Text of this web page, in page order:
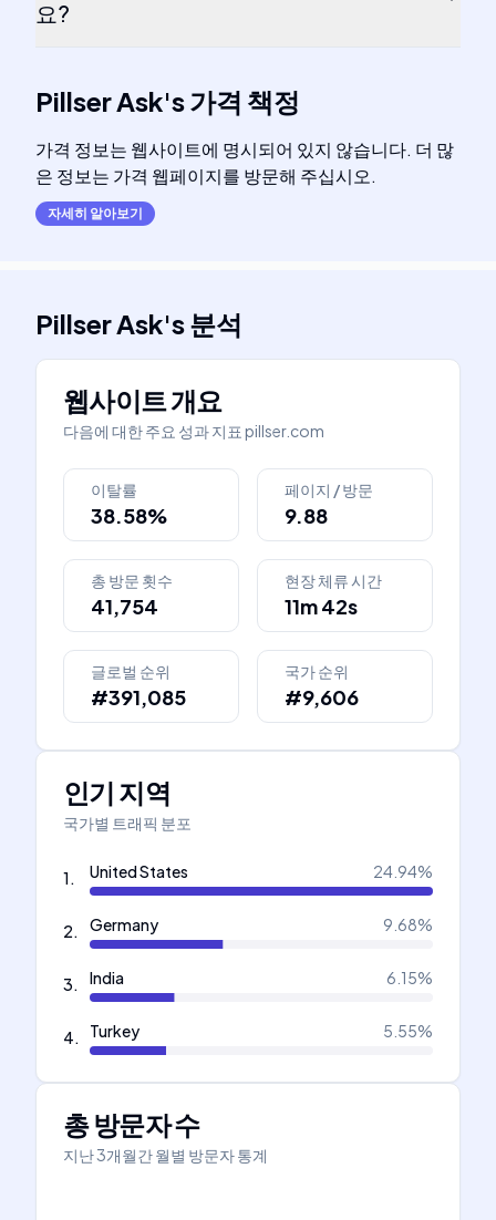
요?
Pillser Ask's가격 책정
가격 정보는 웹사이트에 명시되어 있지 않습니다. 더 많
은 정보는 가격 웹페이지를 방문해 주십시오.
자세히 알아보기
Pillser Ask's분석
웹사이트 개요
다음에 대한 주요 성과 지표 pillser.com
이탈률
38.58%
페이지 / 방문
9.88
총 방문 횟수
41,754
현장 체류 시간
11m 42s
글로벌 순위
#391,085
국가 순위
#9,606
인기 지역
국가별 트래픽 분포
1. United States 24.94%
2. Germany 9.68%
3. India 6.15%
4. Turkey 5.55%
총 방문자 수
지난 3개월간 월별 방문자 통계